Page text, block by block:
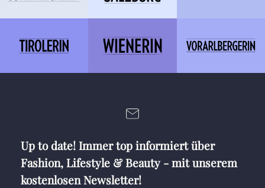
Up to date! Immer top informiert über
Fashion, Lifestyle & Beauty - mit unserem
kostenlosen Newsletter!